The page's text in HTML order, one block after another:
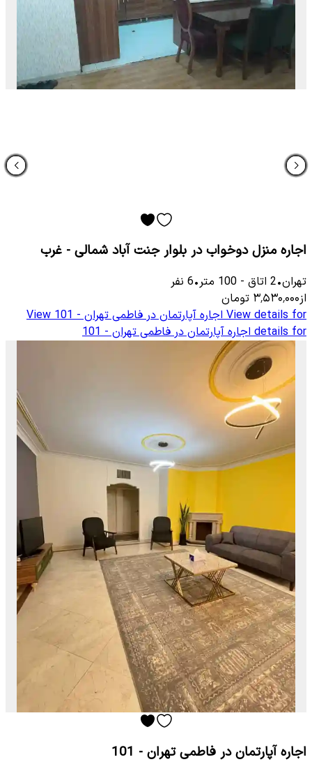
اجاره منزل دوخواب در بلوار جنت آباد شمالی - غرب
تهران•
2 اتاق -
100 متر•
6 نفر
از۳٬۵۳۰٬۰۰۰ تومان
View details for اجاره آپارتمان در فاطمی تهران - 101
View
details for اجاره آپارتمان در فاطمی تهران - 101
اجاره آپارتمان در فاطمی تهران - 101